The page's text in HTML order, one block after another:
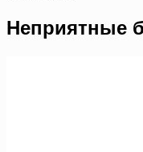
Неприятные